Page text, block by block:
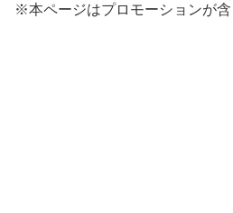
※本ページはプロモーションが